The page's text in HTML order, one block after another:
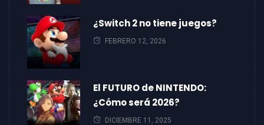
¿Switch 2 no tiene juegos?
FEBRERO 12, 2026
El FUTURO de NINTENDO:
¿Cómo será 2026?
DICIEMBRE 11, 2025